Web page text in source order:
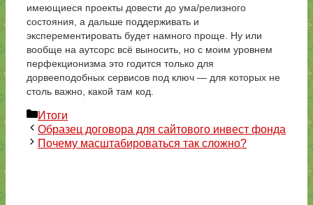
имеющиеся проекты довести до ума/релизного
состояния, а дальше поддерживать и
эксперементировать будет намного проще. Ну или
вообще на аутсорс всё выносить, но с моим уровнем
перфекционизма это годится только для
дорвееподобных сервисов под ключ — для которых не
столь важно, какой там код.
Рубрики
Итоги
Образец договора для сайтового инвест фонда
Почему масштабироваться так сложно?